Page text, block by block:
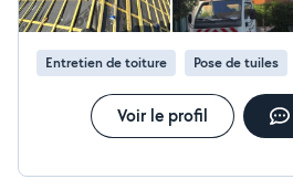
Entretien de toiture Pose de tuiles
Voir le profil